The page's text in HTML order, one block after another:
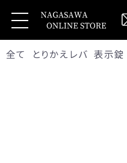
全て とりかえレバ 表示錠
新規会員登録